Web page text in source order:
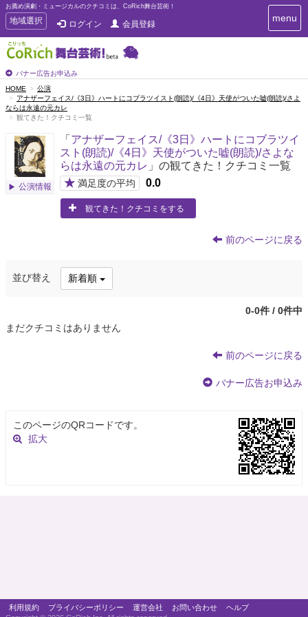
お薦め演劇・ミュージカルのクチコミは、CoRich舞台芸術！
T
o
g
g
e
n
a
v
o
地域選択 ログイン 会員登録
バナー広告お申込み
T
o
n
i
g
a
menu
HOME
公演
アナザーフェイス/《3日》ハートにコブラツイスト(朗読)/《4日》天使がついた嘘(朗読)/さよ
ならは永遠の元カレ
観てきた！クチコミ一覧
公演情報
「 アナザーフェイス/《3日》ハートにコブラツイ
スト(朗読)/《4日》天使がついた嘘(朗読)/さよな
らは永遠の元カレ 」の観てきた！クチコミ一覧
★ 満足度の平均 0.0
観てきた！クチコミをする
前のページに戻る
並び替え 新着順
0-0件 / 0件中
まだクチコミはありません
前のページに戻る
バナー広告お申込み
このページのQRコードです。
拡大
利用規約 プライバシーポリシー 運営会社 お問い合わせ
ヘルプ